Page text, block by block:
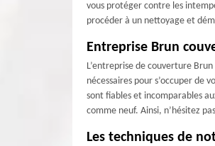
vous protéger contre les
procéder à un nettoyage et
Entreprise Brun
L’entreprise de couverture
nécessaires pour s’occuper de
sont fiables et incomparables
comme neuf. Ainsi, n’hésitez
Les techniques de